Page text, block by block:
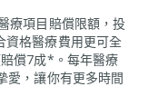
療項目賠償限額，投
資格醫療費用更可全
償7成*。每年醫療
愛，讓你有更多時間